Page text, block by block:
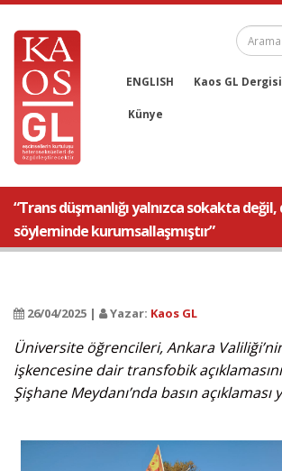
ENGLISH Kaos GL Dergisi
Künye
“Trans düşmanlığı yalnızca sokakta
söyleminde kurumsallaşmıştır”
26/04/2025 | Yazar: Kaos GL
Üniversite öğrencileri, Ankara
işkencesine dair transfobik
Şişhane Meydanı’nda basın açıklaması